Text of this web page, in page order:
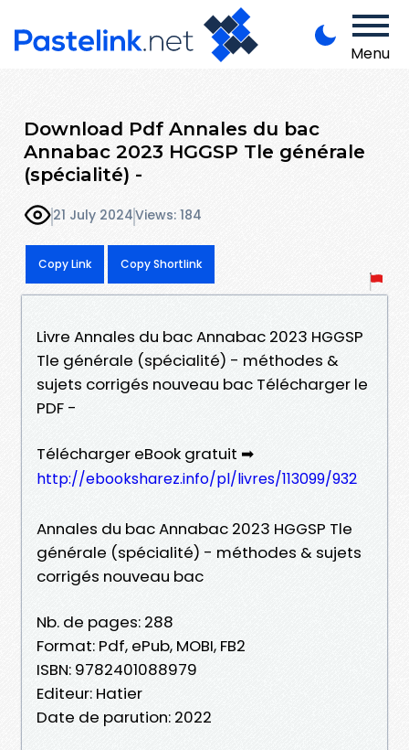
Menu
Download Pdf Annales du bac
Annabac 2023 HGGSP Tle générale
(spécialité) -
21 July 2024Views: 184
Copy Link Copy Shortlink
Livre Annales du bac Annabac 2023 HGGSP
Tle générale (spécialité) - méthodes &
sujets corrigés nouveau bac Télécharger le
PDF -
Télécharger eBook gratuit ➡
http://ebooksharez.info/pl/livres/113099/932
Annales du bac Annabac 2023 HGGSP Tle
générale (spécialité) - méthodes & sujets
corrigés nouveau bac
Nb. de pages: 288
Format: Pdf, ePub, MOBI, FB2
ISBN: 9782401088979
Editeur: Hatier
Date de parution: 2022